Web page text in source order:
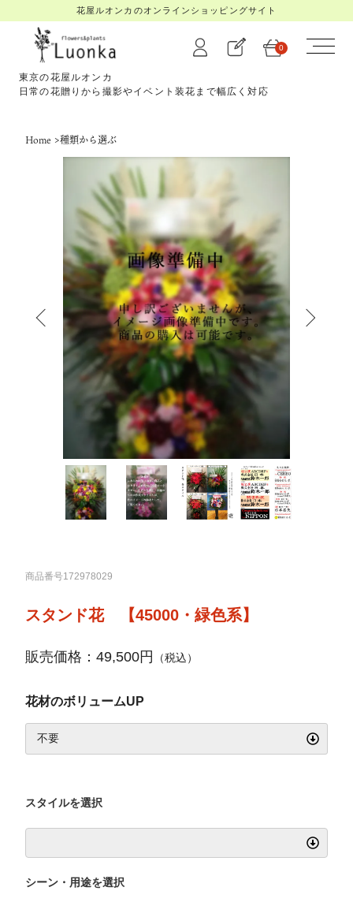
花屋ルオンカのオンラインショッピングサイト
東京の花屋ルオンカ
日常の花贈りから撮影やイベント装花まで幅広く対応
0
Home >種類から選ぶ
商品番号172978029
スタンド花 【45000・緑色系】
販売価格：49,500円 （税込）
花材のボリュームUP
スタイルを選択
シーン・用途を選択